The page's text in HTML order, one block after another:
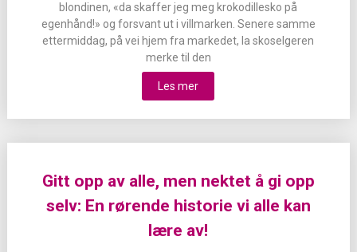
blondinen, «da skaffer jeg meg krokodillesko på
egenhånd!» og forsvant ut i villmarken. Senere samme
ettermiddag, på vei hjem fra markedet, la skoselgeren
merke til den
Les mer
Gitt opp av alle, men nektet å gi opp
selv: En rørende historie vi alle kan
lære av!